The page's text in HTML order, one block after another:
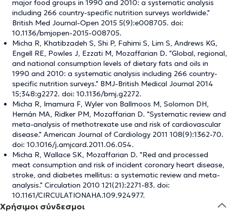
major food groups in 1990 and 2010: a systematic analysis
including 266 country-specific nutrition surveys worldwide."
British Med Journal-Open 2015 5(9):e008705. doi:
10.1136/bmjopen-2015-008705.
Micha R, Khatibzadeh S, Shi P, Fahimi S, Lim S, Andrews KG,
Engell RE, Powles J, Ezzati M, Mozaffarian D. "Global, regional,
and national consumption levels of dietary fats and oils in
1990 and 2010: a systematic analysis including 266 country-
specific nutrition surveys." BMJ-British Medical Journal 2014
15;348:g2272. doi: 10.1136/bmj.g2272.
Micha R, Imamura F, Wyler von Ballmoos M, Solomon DH,
Hernán MA, Ridker PM, Mozaffarian D. "Systematic review and
meta-analysis of methotrexate use and risk of cardiovascular
disease." American Journal of Cardiology 2011 108(9):1362-70.
doi: 10.1016/j.amjcard.2011.06.054.
Micha R, Wallace SK, Mozaffarian D. "Red and processed
meat consumption and risk of incident coronary heart disease,
stroke, and diabetes mellitus: a systematic review and meta-
analysis." Circulation 2010 121(21):2271-83. doi:
10.1161/CIRCULATIONAHA.109.924977.
Χρήσιμοι σύνδεσμοι